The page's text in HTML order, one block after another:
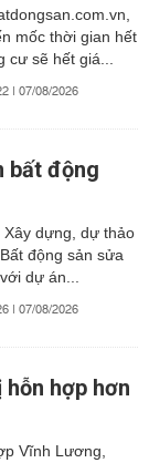
mốc thời gian hết
cư sẽ hết giá...
| 07/08/2026
bất động
dựng, dự thảo
động sản sửa
dự án...
| 07/08/2026
hợp hơn
Vĩnh Lương,